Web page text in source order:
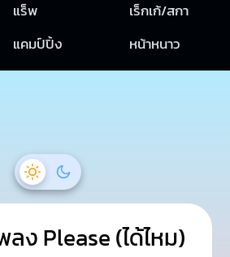
แร็พ
เร็กเก้/สกา
แคมป์ปิ้ง หน้าหนาว
ลง Please (ได้ไหม)